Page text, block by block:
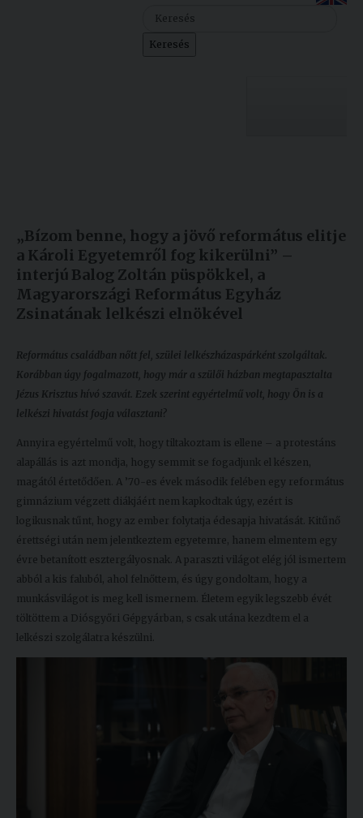
Sport
Akadémia
Keresés
Kutatás
Kiadványok
Nemzetközi
kapcsolatok
Egyetemi
Lelkészség
Események
„Bízom benne, hogy a jövő református elitje
a Károli Egyetemről fog kikerülni” –
interjú Balog Zoltán püspökkel, a
Magyarországi Református Egyház
Zsinatának lelkészi elnökével
Református családban nőtt fel, szülei lelkészházaspárként szolgáltak.
Korábban úgy fogalmazott, hogy már a szülői házban megtapasztalta
Jézus Krisztus hívó szavát. Ezek szerint egyértelmű volt, hogy Ön is a
lelkészi hivatást fogja választani?
Annyira egyértelmű volt, hogy tiltakoztam is ellene – a protestáns
alapállás is azt mondja, hogy semmit se fogadjunk el készen,
magától értetődően. A ’70-es évek második felében egy református
gimnázium végzett diákjáért nem kapkodtak úgy, ezért is
logikusnak tűnt, hogy az ember folytatja édesapja hivatását. Kitűnő
érettségi után nem jelentkeztem egyetemre, hanem elmentem egy
évre betanított esztergályosnak. A paraszti világot elég jól ismertem
abból a kis faluból, ahol felnőttem, és úgy gondoltam, hogy a
munkásvilágot is meg kell ismernem. Életem egyik legszebb évét
töltöttem a Diósgyőri Gépgyárban, s csak utána kezdtem el a
lelkészi szolgálatra készülni.